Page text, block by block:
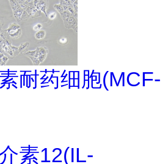
耐药细胞(MCF-
素12(IL-